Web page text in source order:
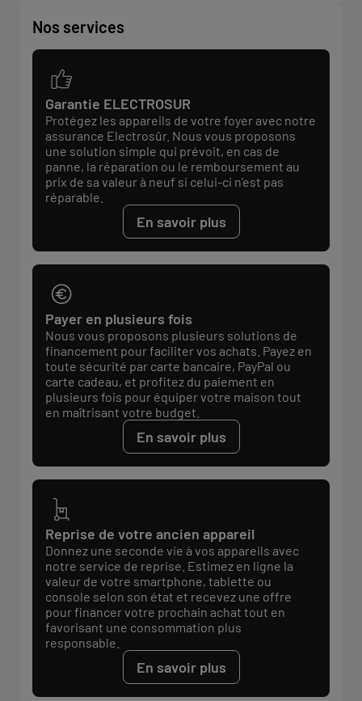
Nos services
Garantie ELECTROSUR
Protégez les appareils de votre foyer avec notre
assurance Electrosûr. Nous vous proposons
une solution simple qui prévoit, en cas de
panne, la réparation ou le remboursement au
prix de sa valeur à neuf si celui-ci n'est pas
réparable.
En savoir plus
Payer en plusieurs fois
Nous vous proposons plusieurs solutions de
financement pour faciliter vos achats. Payez en
toute sécurité par carte bancaire, PayPal ou
carte cadeau, et profitez du paiement en
plusieurs fois pour équiper votre maison tout
en maîtrisant votre budget.
En savoir plus
Reprise de votre ancien appareil
Donnez une seconde vie à vos appareils avec
notre service de reprise. Estimez en ligne la
valeur de votre smartphone, tablette ou
console selon son état et recevez une offre
pour financer votre prochain achat tout en
favorisant une consommation plus
responsable.
En savoir plus